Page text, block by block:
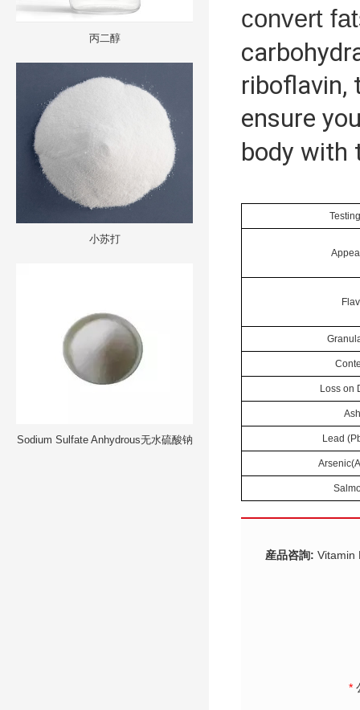
丙二醇
小苏打
Sodium Sulfate Anhydrous无水硫酸钠
convert
riboflavin,
ensure
body with
Loss on
Lead
産品咨詢: Vitamin
*